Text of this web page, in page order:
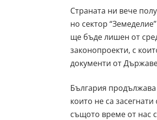
Страната ни вече
но сектор
ще бъде лишен от
законопроекти, с
документи от
България
които не са
същото време от нас